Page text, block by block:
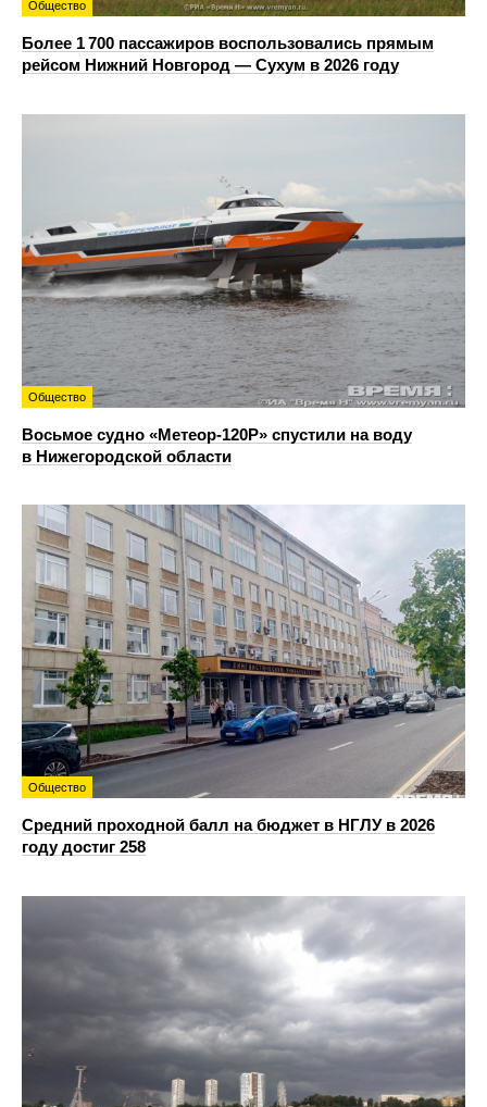
Общество
Более 1 700 пассажиров воспользовались прямым
рейсом Нижний Новгород — Сухум в 2026 году
Общество
Восьмое судно «Метеор-120Р» спустили на воду
в Нижегородской области
Общество
Средний проходной балл на бюджет в НГЛУ в 2026
году достиг 258